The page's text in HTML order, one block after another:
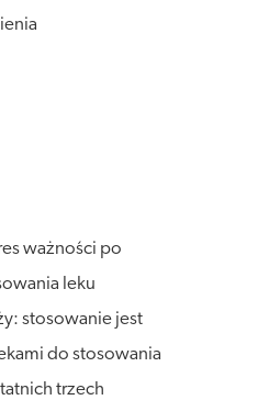
ważności po
leku
stosowanie jest
do stosowania
trzech